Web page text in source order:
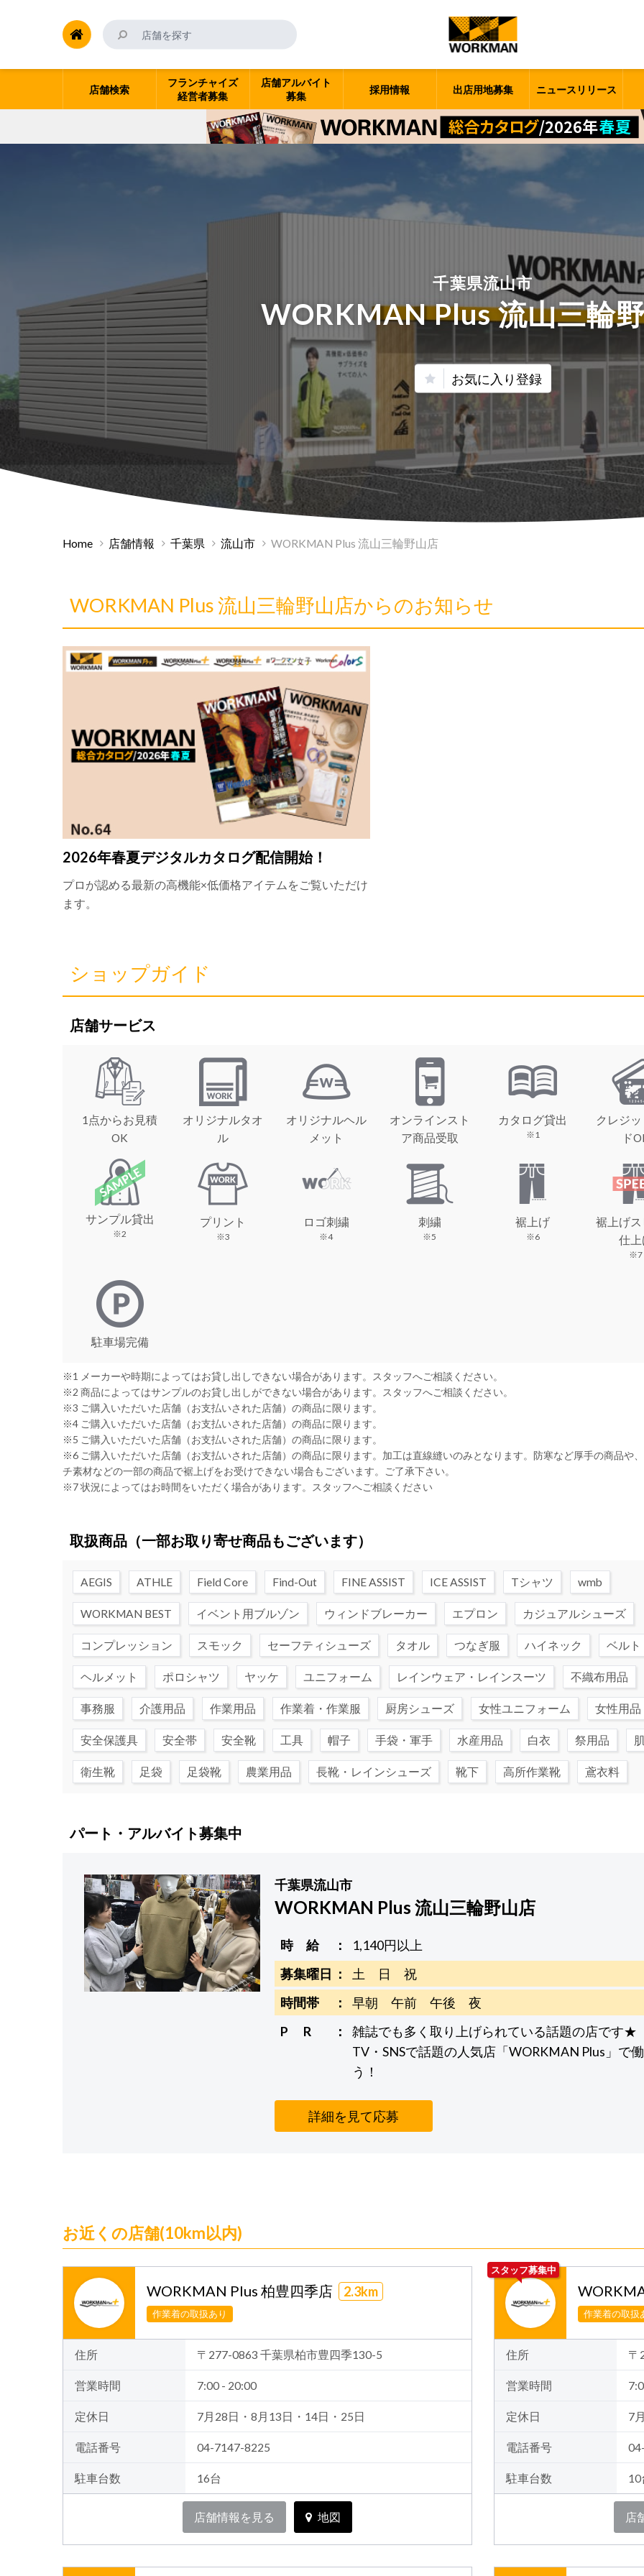
フランチャイズ
経営者募集
店舗検索
店舗アルバイト
募集
採用情報 出店用地募集 ニュースリリース
千葉県流山市
WORKMAN Plus 流山三輪
お気に入り登録
Home 店舗情報 千葉県 流山市 WORKMAN Plus 流山三輪野山店
WORKMAN Plus 流山三輪野山店からのお知らせ
2026年春夏デジタルカタログ配信開始！
プロが認める最新の高機能×低価格アイテムをご覧いただけ
ます。
ショップガイド
店舗サービス
1点からお見積
OK
オリジナルタオ
ル
オリジナルヘル
メット
オンラインスト
ア商品受取
カタログ貸出
※1
クレジ
ド
サンプル貸出
※2
プリント
※3
ロゴ刺繍
※4
刺繍
※5
裾上げ
※6
裾上げ
仕上
※7
駐車場完備
※1 メーカーや時期によってはお貸し出しできない場合があります。スタッフへご相談ください。
※2 商品によってはサンプルのお貸し出しができない場合があります。スタッフへご相談ください。
※3 ご購入いただいた店舗（お支払いされた店舗）の商品に限ります。
※4 ご購入いただいた店舗（お支払いされた店舗）の商品に限ります。
※5 ご購入いただいた店舗（お支払いされた店舗）の商品に限ります。
※6 ご購入いただいた店舗（お支払いされた店舗）の商品に限ります。加工は直線縫いのみとなります。防寒など厚手の商品や
チ素材などの一部の商品で裾上げをお受けできない場合もございます。ご了承下さい。
※7 状況によってはお時間をいただく場合があります。スタッフへご相談ください
取扱商品 （一部お取り寄せ商品もございます）
AEGIS ATHLE Field Core Find-Out FINE ASSIST ICE ASSIST Tシャツ wmb
WORKMAN BEST イベント用ブルゾン ウィンドブレーカー エプロン カジュアルシューズ
コンプレッション スモック セーフティシューズ タオル つなぎ服 ハイネック ベルト
ヘルメット ポロシャツ ヤッケ ユニフォーム レインウェア・レインスーツ 不織布用品
事務服 介護用品 作業用品 作業着・作業服 厨房シューズ 女性ユニフォーム 女性用品
安全保護具 安全帯 安全靴 工具 帽子 手袋・軍手 水産用品 白衣 祭用品
衛生靴 足袋 足袋靴 農業用品 長靴・レインシューズ 靴下 高所作業靴 鳶衣料
パート・アルバイト募集中
千葉県流山市
WORKMAN Plus 流山三輪野山店
時 給
1,140円以上
募集曜日
土 日 祝
時間帯
早朝 午前 午後 夜
P R
雑誌でも多く取り上げられている話題の店です★
TV・SNSで話題の人気店「WORKMAN Plus」で
う！
詳細を見て応募
お近くの店舗(10km以内)
WORKMAN Plus 柏豊四季店 2.3km
作業着の取扱あり
住所 〒277-0863 千葉県柏市豊四季130-5
営業時間 7:00 - 20:00
定休日 7月28日・8月13日・14日・25日
電話番号 04-7147-8225
駐車台数 16台
店舗情報を見る 地図
スタッフ募集中
作業着の取扱
住所 〒
営業時間
定休日 7
電話番号
駐車台数 10
店